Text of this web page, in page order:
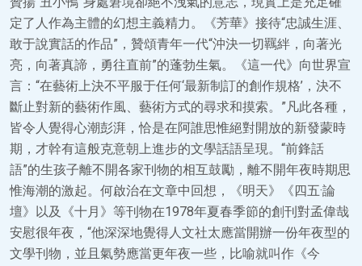
定了人作為主體的幻想主義精力。《芳華》接待“忠誠生涯、
敢于說實話的作品”，贊頌青年一代“沖決一切羈絆，向著光
亮，向著真諦，勇往直前”的蓬勃生氣。《這一代》向世界宣
言：“在藝術上決不平服于任何‘最新制訂的創作規格’，決不
斷止對新的藝術作風、藝術方式的尋求和摸索。”凡此各種，
皆令人覺得心潮彭湃，恰是在阿誰思惟絕對開放的新發蒙時
期，才幹有這般克意朝上進步的文學話語呈現。“前鋒話
語”的生孩子離不開各家刊物的相互鼓勵，離不開年夜時期思
惟海潮的激起。何啟治在文章中回想，《明天》《四五·論
壇》以及《十月》等刊物在1978年夏春季節的創刊對孟偉哉
安慰很年夜，“他深深地覺得人文社太應當開辦一份年夜型的
文學刊物，並且氣勢應當更年夜一些，比喻就叫作《今